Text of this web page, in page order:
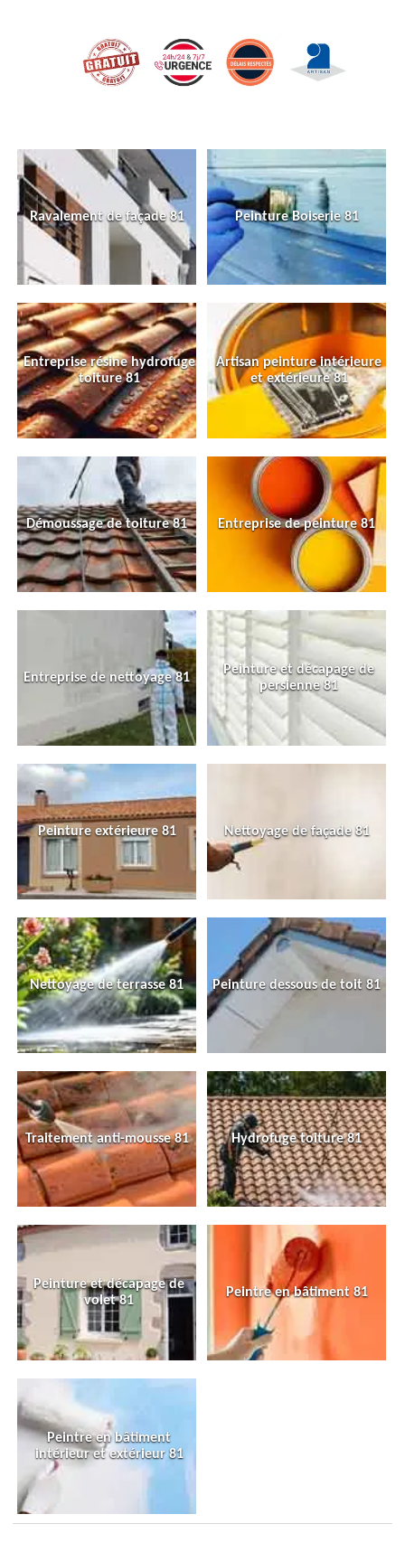
Ravalement de façade 81 Peinture Boiserie 81
Entreprise résine hydrofuge
toiture 81
Artisan peinture intérieure
et extérieure 81
Démoussage de toiture 81 Entreprise de peinture 81
Entreprise de nettoyage 81
Peinture et décapage de
persienne 81
Peinture extérieure 81 Nettoyage de façade 81
Nettoyage de terrasse 81 Peinture dessous de toit 81
Traitement anti-mousse 81 Hydrofuge toiture 81
Peinture et décapage de
volet 81
Peintre en bâtiment 81
Peintre en bâtiment
intérieur et extérieur 81